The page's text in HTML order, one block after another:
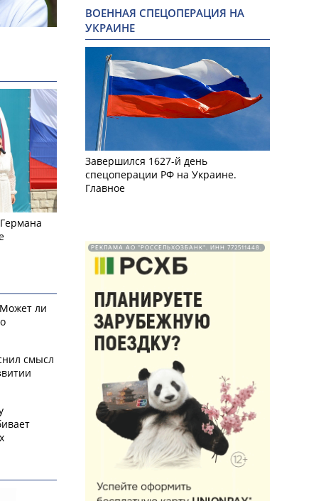
ли
смысл
ВОЕННАЯ СПЕЦОПЕРАЦИЯ НА
УКРАИНЕ
Завершился 1627-й день
спецоперации РФ на Украине.
Главное
РЕКЛАМА АО "РОССЕЛЬХОЗБАНК". ИНН 772511448.